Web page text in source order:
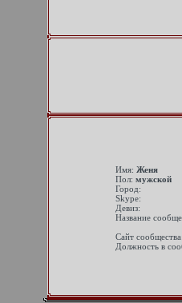
Имя: Женя
Пол: мужской
Город:
Skype:
Девиз:
Название
Сайт
Должность в